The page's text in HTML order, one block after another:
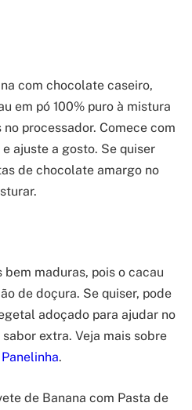
com chocolate caseiro,
em pó 100% puro à mistura
processador. Comece com
ajuste a gosto. Se quiser
de chocolate amargo no
bem maduras, pois o cacau
de doçura. Se quiser, pode
adoçado para ajudar no
extra. Veja mais sobre
Panelinha.
de Banana com Pasta de